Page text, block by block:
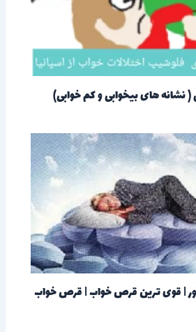
( نشانه های بیخوابی و کم خوابی)
| قوی ترین قرص خواب | قرص خواب